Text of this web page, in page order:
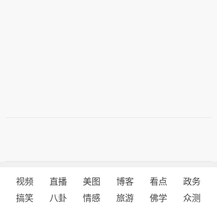
视频 直播 美图 博客 看点
政务
搞笑
八卦 情感 旅游 佛学 众测